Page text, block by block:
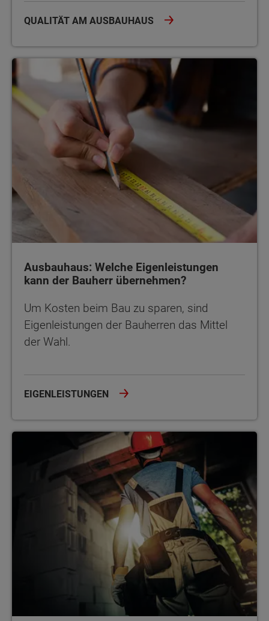
QUALITÄT AM AUSBAUHAUS
Ausbauhaus: Welche Eigenleistungen kann der Bauherr
Ausbauhaus: Welche Eigenleistungen
kann der Bauherr übernehmen?
Um Kosten beim Bau zu sparen, sind
Eigenleistungen der Bauherren das Mittel
der Wahl.
EIGENLEISTUNGEN
Baukosten sparen durch ein Ausbauhaus – wie viel ist drin?